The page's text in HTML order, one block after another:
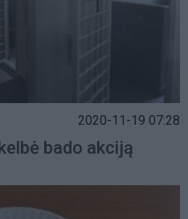
2020-11-19 07:28
bado akciją